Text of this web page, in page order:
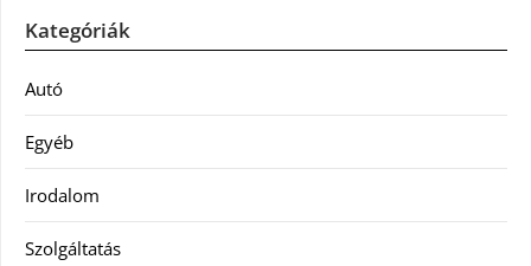
Kategóriák
Autó
Egyéb
Irodalom
Szolgáltatás